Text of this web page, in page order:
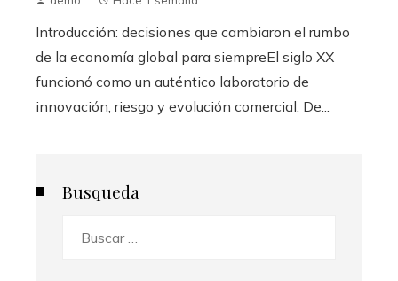
Introducción: decisiones que cambiaron el rumbo
de la economía global para siempreEl siglo XX
funcionó como un auténtico laboratorio de
innovación, riesgo y evolución comercial. De...
Busqueda